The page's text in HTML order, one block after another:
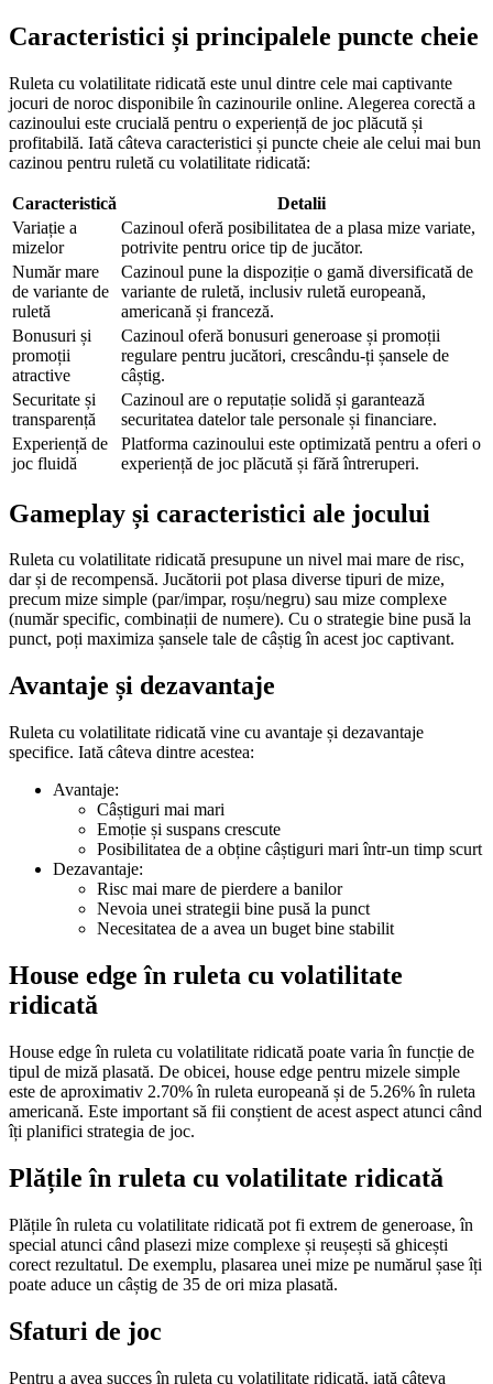
Caracteristici și principalele puncte cheie
Ruleta cu volatilitate ridicată este unul dintre cele mai captivante
jocuri de noroc disponibile în cazinourile online. Alegerea corectă a
cazinoului este crucială pentru o experiență de joc plăcută și
profitabilă. Iată câteva caracteristici și puncte cheie ale celui mai bun
cazinou pentru ruletă cu volatilitate ridicată:
Caracteristică
Detalii
Variație a
mizelor
Cazinoul oferă posibilitatea de a plasa mize variate,
potrivite pentru orice tip de jucător.
Număr mare
de variante de
ruletă
Cazinoul pune la dispoziție o gamă diversificată de
variante de ruletă, inclusiv ruletă europeană,
americană și franceză.
Bonusuri și
promoții
atractive
Cazinoul oferă bonusuri generoase și promoții
regulare pentru jucători, crescându-ți șansele de
câștig.
Securitate și
transparență
Cazinoul are o reputație solidă și garantează
securitatea datelor tale personale și financiare.
Experiență de
joc fluidă
Platforma cazinoului este optimizată pentru a oferi o
experiență de joc plăcută și fără întreruperi.
Gameplay și caracteristici ale jocului
Ruleta cu volatilitate ridicată presupune un nivel mai mare de risc,
dar și de recompensă. Jucătorii pot plasa diverse tipuri de mize,
precum mize simple (par/impar, roșu/negru) sau mize complexe
(număr specific, combinații de numere). Cu o strategie bine pusă la
punct, poți maximiza șansele tale de câștig în acest joc captivant.
Avantaje și dezavantaje
Ruleta cu volatilitate ridicată vine cu avantaje și dezavantaje
specifice. Iată câteva dintre acestea:
Avantaje:
Câștiguri mai mari
Emoție și suspans crescute
Posibilitatea de a obține câștiguri mari într-un timp scurt
Dezavantaje:
Risc mai mare de pierdere a banilor
Nevoia unei strategii bine pusă la punct
Necesitatea de a avea un buget bine stabilit
House edge în ruleta cu volatilitate
ridicată
House edge în ruleta cu volatilitate ridicată poate varia în funcție de
tipul de miză plasată. De obicei, house edge pentru mizele simple
este de aproximativ 2.70% în ruleta europeană și de 5.26% în ruleta
americană. Este important să fii conștient de acest aspect atunci când
îți planifici strategia de joc.
Plățile în ruleta cu volatilitate ridicată
Plățile în ruleta cu volatilitate ridicată pot fi extrem de generoase, în
special atunci când plasezi mize complexe și reușești să ghicești
corect rezultatul. De exemplu, plasarea unei mize pe numărul șase îți
poate aduce un câștig de 35 de ori miza plasată.
Sfaturi de joc
Pentru a avea succes în ruleta cu volatilitate ridicată, iată câteva